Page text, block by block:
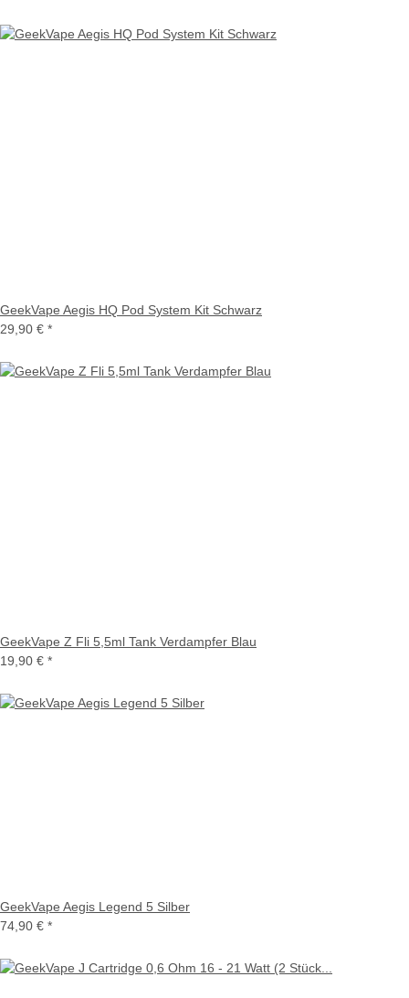
GeekVape Aegis HQ Pod System Kit Schwarz
29,90 € *
GeekVape Z Fli 5,5ml Tank Verdampfer Blau
19,90 € *
GeekVape Aegis Legend 5 Silber
74,90 € *